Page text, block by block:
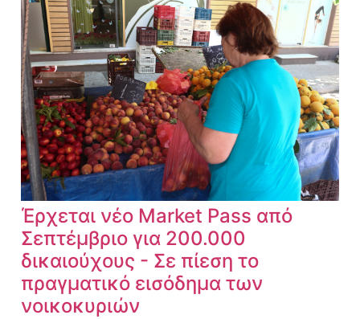
Έρχεται νέο Market Pass από
Σεπτέμβριο για 200.000
δικαιούχους - Σε πίεση το
πραγματικό εισόδημα των
νοικοκυριών